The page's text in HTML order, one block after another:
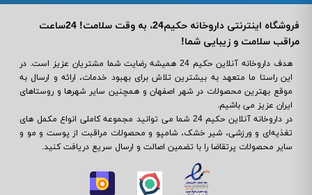
فروشگاه اینترنتی داروخانه حکیم24، به وقت سلامت! 24ساعت
مراقب سلامت و زیبایی شما!
هدف داروخانه آنلاین حکیم 24 همیشه رضایت شما مشتریان عزیز است. در
این راستا ما متعهد به بیشترین تلاش برای بهبود خدمات، ارائه و ارسال به
موقع بهترین محصولات در شهر اصفهان و همچنین سایر شهرها و روستاهای
ایران عزیز می باشیم.
در داروخانه آنلاین حکیم 24 شما می ‌توانید مجموعه کاملی انواع مکمل‌ های
تغذیه‌ای و ورزشی، شیر خشک، شامپو و محصولات مراقبت از پوست و مو و
سایر محصولات پرتقاضا را با تضمین اصالت و ارسال سریع دریافت کنید.